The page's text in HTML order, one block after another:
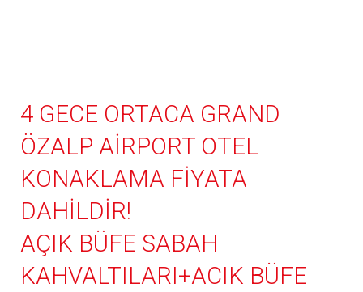
4 GECE ORTACA GRAND
ÖZALP AİRPORT OTEL
KONAKLAMA FİYATA
DAHİLDİR!
AÇIK BÜFE SABAH
KAHVALTILARI+ACIK BÜFE